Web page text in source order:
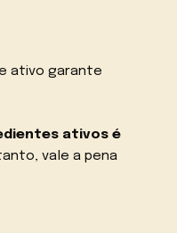
ativo garante
ativos é
vale a pena